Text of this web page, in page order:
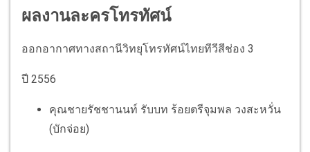
ผลงานละครโทรทัศน์
ออกอากาศทางสถานีวิทยุโทรทัศน์ไทยทีวีสีช่อง 3
ปี 2556
คุณชายรัชชานนท์ รับบท ร้อยตรีจุมพล วงสะหวั่น
(บักจ่อย)